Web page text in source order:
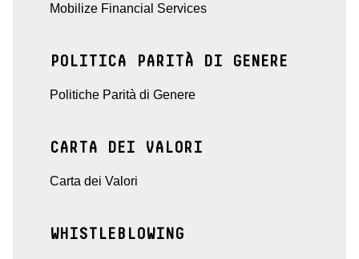
Mobilize Financial Services
POLITICA PARITÀ DI GENERE
Politiche Parità di Genere
CARTA DEI VALORI
Carta dei Valori
WHISTLEBLOWING